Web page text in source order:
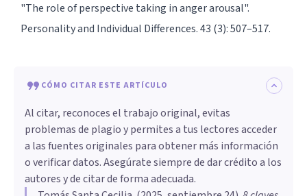
"The role of perspective taking in anger arousal".
Personality and Individual Differences. 43 (3): 507–517.
CÓMO CITAR ESTE ARTÍCULO
Al citar, reconoces el trabajo original, evitas
problemas de plagio y permites a tus lectores acceder
a las fuentes originales para obtener más información
o verificar datos. Asegúrate siempre de dar crédito a los
autores y de citar de forma adecuada.